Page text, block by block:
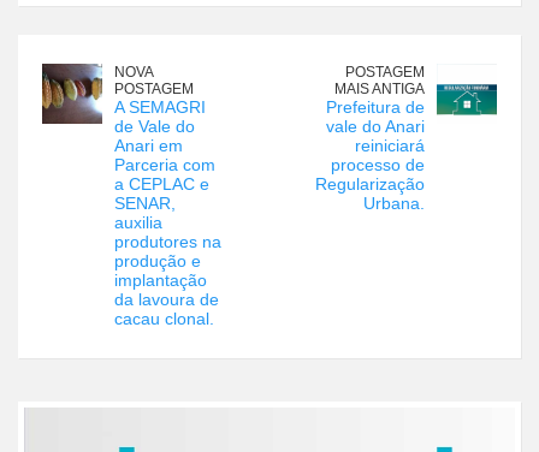
NOVA
POSTAGEM
A SEMAGRI
de Vale do
Anari em
Parceria com
a CEPLAC e
SENAR,
auxilia
produtores na
produção e
implantação
da lavoura de
cacau clonal.
POSTAGEM
MAIS ANTIGA
Prefeitura de
vale do Anari
reiniciará
processo de
Regularização
Urbana.